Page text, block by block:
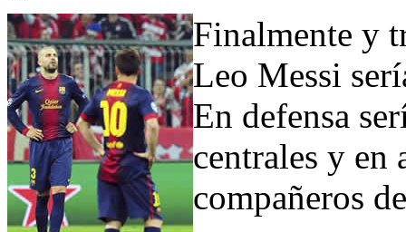
Finalmente y
Leo Messi
En defensa
centrales y en
compañeros